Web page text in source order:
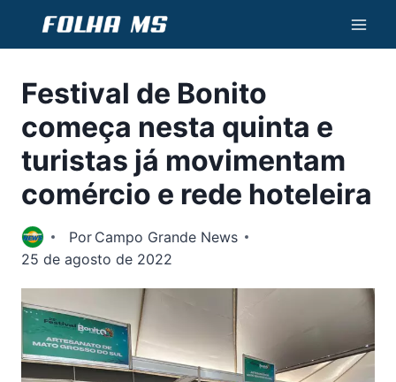
Conteúdo
Festival de Bonito
começa nesta quinta e
turistas já movimentam
comércio e rede hoteleira
Por Campo Grande News
25 de agosto de 2022